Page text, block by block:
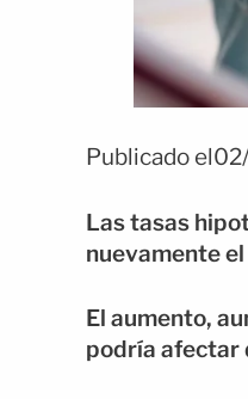
Publicado
Las tasas
nuevamente
El aumento,
podría afectar